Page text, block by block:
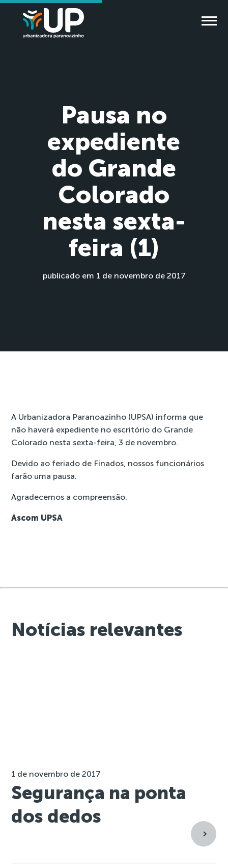
Pausa no
expediente
do Grande
Colorado
nesta sexta-
feira (1)
publicado em 1 de novembro de 2017
A Urbanizadora Paranoazinho (UPSA) informa que
não haverá expediente no escritório do Grande
Colorado nesta sexta-feira, 3 de novembro.
Devido ao feriado de Finados, nossos funcionários
farão uma pausa.
Agradecemos a compreensão.
Ascom UPSA
Notícias relevantes
1 de novembro de 2017
Segurança na ponta
dos dedos